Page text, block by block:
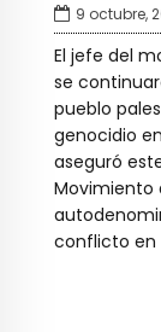
9 octubre,
El jefe del
se
pueblo
genocidio
aseguró
Movimiento
conflicto en